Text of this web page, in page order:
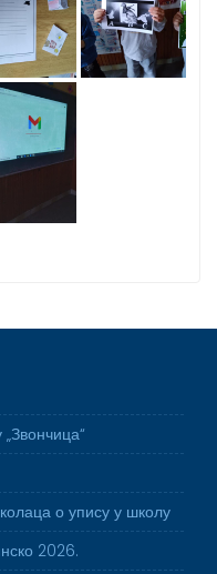
о упису у школу
2026.